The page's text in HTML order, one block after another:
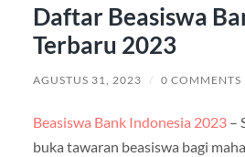
Daftar Beasiswa
Terbaru 2023
AGUSTUS 31, 2023 / 0 COMMENTS
Beasiswa Bank Indonesia 2023–
buka tawaran beasiswa bagi